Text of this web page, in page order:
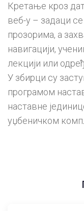
Кретање кроз
веб-у – задаци
прозорима, а
навигацији,
лекцији или
У збирци су
програмом
наставне
уџбеничком